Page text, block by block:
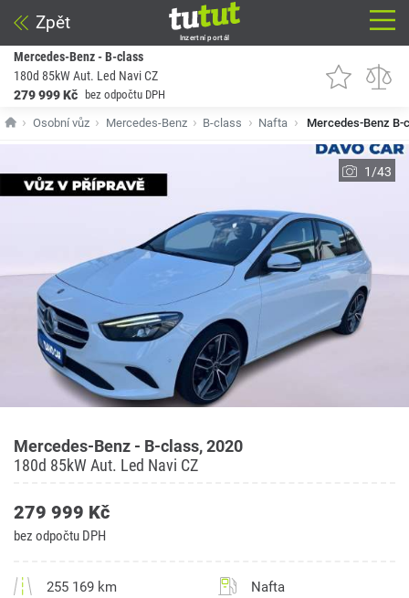
Zpět
Inzertní portál
Mercedes-Benz - B-class
180d 85kW Aut. Led Navi CZ
279 999 Kč
bez odpočtu DPH
Osobní vůz Mercedes-Benz B-class Nafta Mercedes-Benz B-
1/43
Mercedes-Benz - B-class, 2020
180d 85kW Aut. Led Navi CZ
279 999 Kč
bez odpočtu DPH
255 169 km Nafta